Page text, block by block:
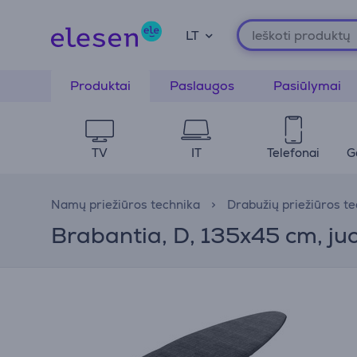
LT
Produktai Paslaugos Pasiūlymai
TV IT Telefonai
Namų priežiūros technika Drabužių priežiūros
Brabantia, D, 135x45 cm,